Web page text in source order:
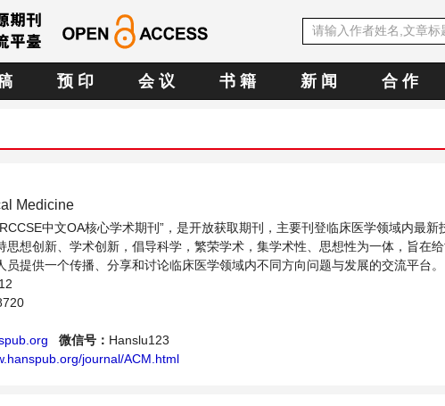
预 印 会 议 书 籍 新 闻 合 作
Medicine
中文OA核心学术期刊”，是开放获取期刊，主要刊登临床医学领域内最新
思想创新、学术创新，倡导科学，繁荣学术，集学术性、思想性为一体，旨在
员提供一个传播、分享和讨论临床医学领域内不同方向问题与发展的交流平台。
微信号： Hanslu123
journal/ACM.html